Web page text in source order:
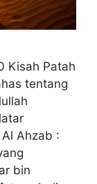
Kisah Patah
tentang
Ahzab :
bin